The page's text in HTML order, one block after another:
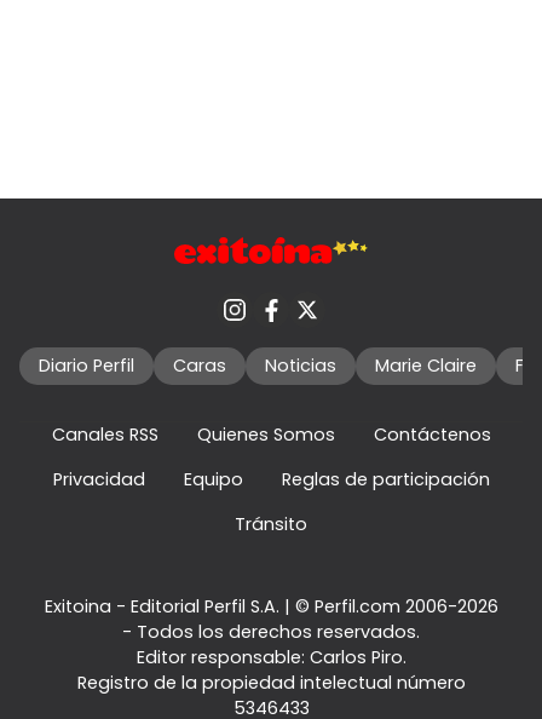
Diario Perfil Caras Noticias Marie Claire
Canales RSS Quienes Somos
Contáctenos
Privacidad
Equipo
Reglas de participación
Tránsito
Exitoina - Editorial Perfil S.A. | © Perfil.com 2006-2026
- Todos los derechos reservados.
Editor responsable: Carlos Piro.
Registro de la propiedad intelectual número
5346433